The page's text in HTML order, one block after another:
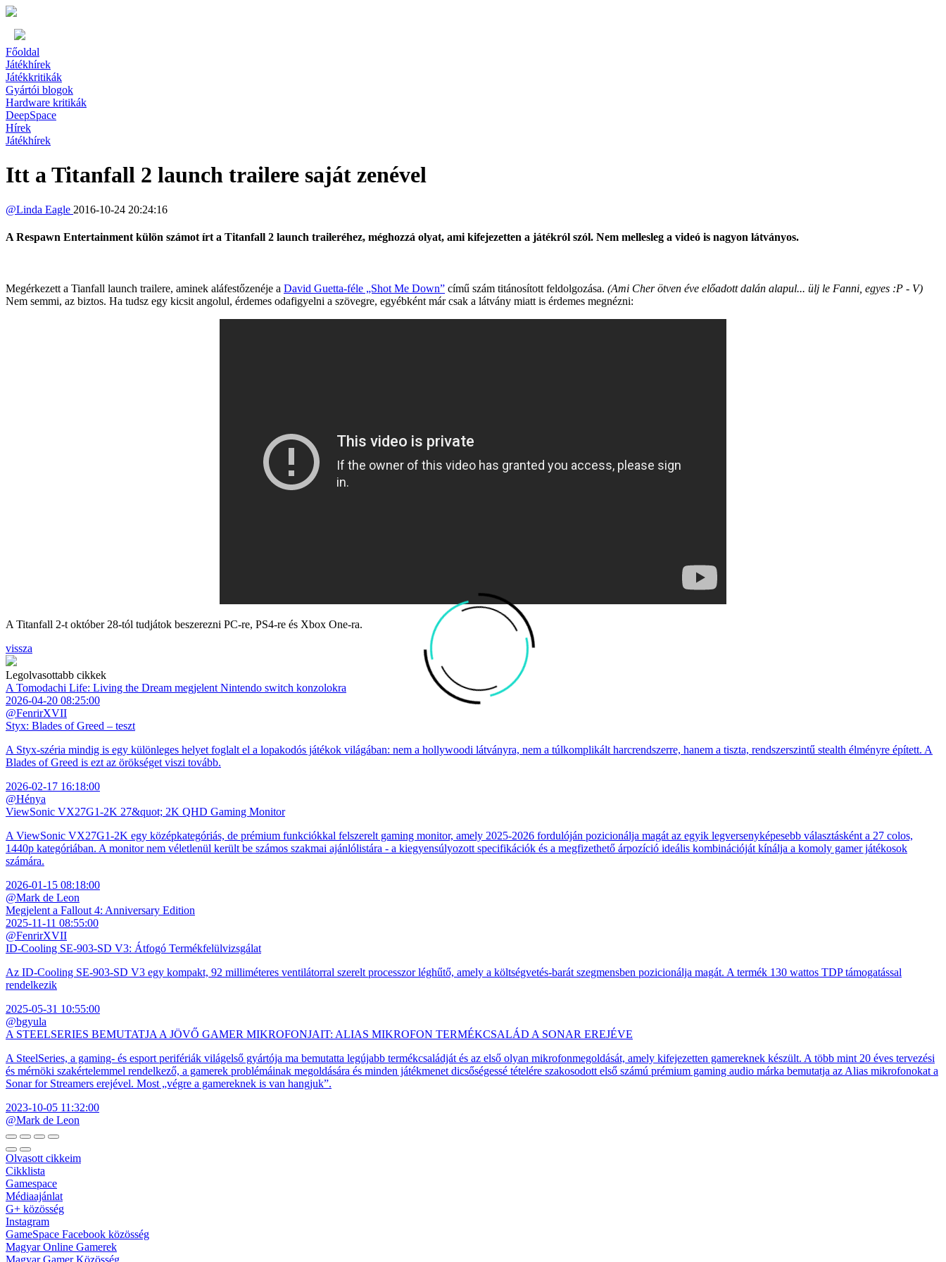
Főoldal
Játékhírek
Játékkritikák
Gyártói blogok
Hardware kritikák
DeepSpace
Hírek
Játékhírek
Itt a Titanfall 2 launch trailere saját zenével
@Linda Eagle 2016-10-24 20:24:16
A Respawn Entertainment külön számot írt a Titanfall 2 launch traileréhez, méghozzá olyat, ami kifejezetten a játékról szól. Nem mellesleg a videó is nagyon látványos.
Megérkezett a Tianfall launch trailere, aminek aláfestőzenéje a David Guetta-féle „Shot Me Down” című szám titánosított feldolgozása. (Ami Cher ötven éve előadott dalán alapul... ülj le Fanni, egyes :P - V)
Nem semmi, az biztos. Ha tudsz egy kicsit angolul, érdemes odafigyelni a szövegre, egyébként már csak a látvány miatt is érdemes megnézni:
A Titanfall 2-t október 28-tól tudjátok beszerezni PC-re, PS4-re és Xbox One-ra.
vissza
Legolvasottabb cikkek
A Tomodachi Life: Living the Dream megjelent Nintendo switch konzolokra
2026-04-20 08:25:00
@FenrirXVII
Styx: Blades of Greed – teszt
A Styx-széria mindig is egy különleges helyet foglalt el a lopakodós játékok világában: nem a hollywoodi látványra, nem a túlkomplikált harcrendszerre, hanem a tiszta, rendszerszintű stealth élményre épített. A
Blades of Greed is ezt az örökséget viszi tovább.
2026-02-17 16:18:00
@Hénya
ViewSonic VX27G1-2K 27&quot; 2K QHD Gaming Monitor
A ViewSonic VX27G1-2K egy középkategóriás, de prémium funkciókkal felszerelt gaming monitor, amely 2025-2026 fordulóján pozicionálja magát az egyik legversenyképesebb választásként a 27 colos,
1440p kategóriában. A monitor nem véletlenül került be számos szakmai ajánlólistára - a kiegyensúlyozott specifikációk és a megfizethető árpozíció ideális kombinációját kínálja a komoly gamer játékosok
számára.
2026-01-15 08:18:00
@Mark de Leon
Megjelent a Fallout 4: Anniversary Edition
2025-11-11 08:55:00
@FenrirXVII
ID-Cooling SE-903-SD V3: Átfogó Termékfelülvizsgálat
Az ID-Cooling SE-903-SD V3 egy kompakt, 92 milliméteres ventilátorral szerelt processzor léghűtő, amely a költségvetés-barát szegmensben pozicionálja magát. A termék 130 wattos TDP támogatással
rendelkezik
2025-05-31 10:55:00
@bgyula
A STEELSERIES BEMUTATJA A JÖVŐ GAMER MIKROFONJAIT: ALIAS MIKROFON TERMÉKCSALÁD A SONAR EREJÉVE
A SteelSeries, a gaming- és esport perifériák világelső gyártója ma bemutatta legújabb termékcsaládját és az első olyan mikrofonmegoldását, amely kifejezetten gamereknek készült. A több mint 20 éves tervezési
és mérnöki szakértelemmel rendelkező, a gamerek problémáinak megoldására és minden játékmenet dicsőségessé tételére szakosodott első számú prémium gaming audio márka bemutatja az Alias mikrofonokat a
Sonar for Streamers erejével. Most „végre a gamereknek is van hangjuk”.
2023-10-05 11:32:00
@Mark de Leon
Olvasott cikkeim
Cikklista
Gamespace
Médiaajánlat
G+ közösség
Instagram
GameSpace Facebook közösség
Magyar Online Gamerek